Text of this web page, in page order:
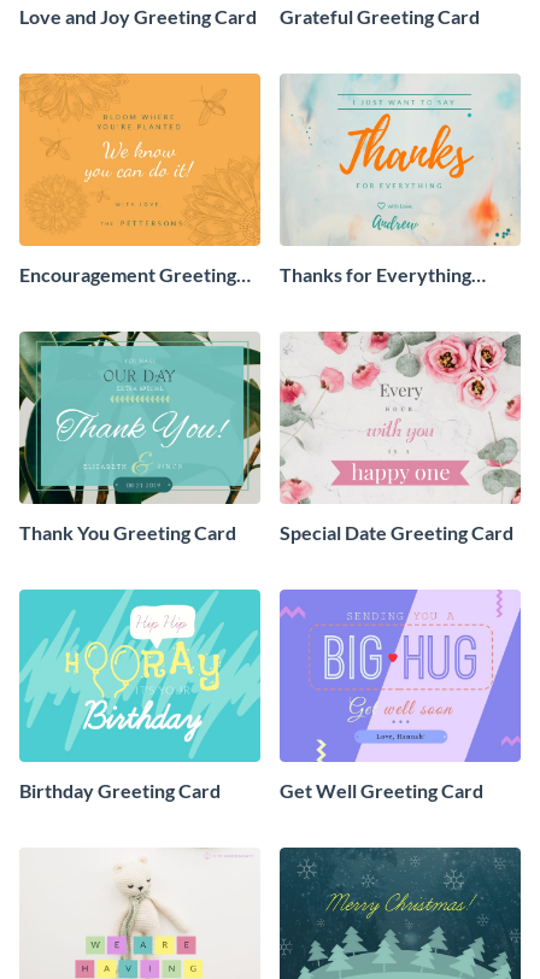
Love and Joy Greeting Card Grateful Greeting Card
Encouragement Greeting
Thanks for Everything
Thank You Greeting Card Special Date Greeting Card
Birthday Greeting Card Get Well Greeting Card